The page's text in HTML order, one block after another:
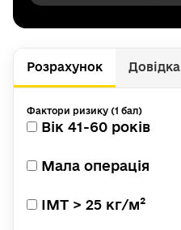
Розрахунок Довідка
Фактори ризику (1 бал)
Вік 41-60 років
Мала операція
ІМТ > 25 кг/м²